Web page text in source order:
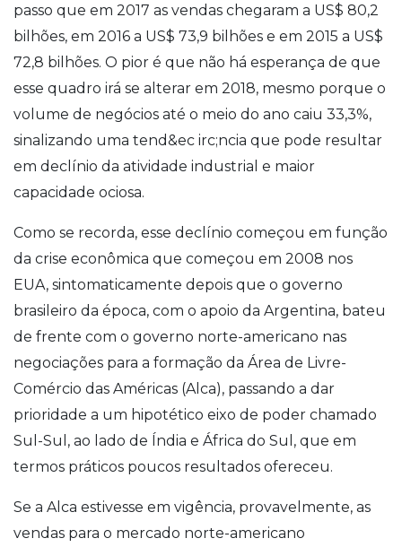
passo que em 2017 as vendas chegaram a US$ 80,2
bilhões, em 2016 a US$ 73,9 bilhões e em 2015 a US$
72,8 bilhões. O pior é que não há esperança de que
esse quadro irá se alterar em 2018, mesmo porque o
volume de negócios até o meio do ano caiu 33,3%,
sinalizando uma tend&ec irc;ncia que pode resultar
em declínio da atividade industrial e maior
capacidade ociosa.
Como se recorda, esse declínio começou em função
da crise econômica que começou em 2008 nos
EUA, sintomaticamente depois que o governo
brasileiro da época, com o apoio da Argentina, bateu
de frente com o governo norte-americano nas
negociações para a formação da Área de Livre-
Comércio das Américas (Alca), passando a dar
prioridade a um hipotético eixo de poder chamado
Sul-Sul, ao lado de Índia e África do Sul, que em
termos práticos poucos resultados ofereceu.
Se a Alca estivesse em vigência, provavelmente, as
vendas para o mercado norte-americano